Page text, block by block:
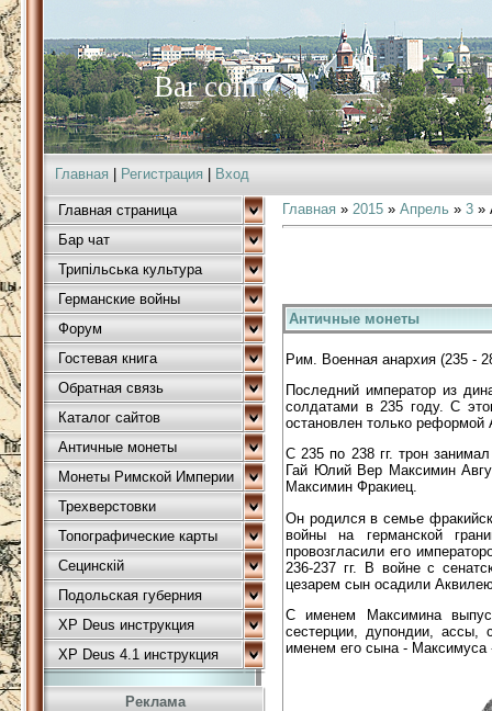
Bar coin
Главная Регистрация Вход
Главная страница
Бар чат
Трипільська культура
Германские войны
Форум
Гостевая книга
Обратная связь
Каталог сайтов
Античные монеты
Монеты Римской Империи
Трехверстовки
Топографические карты
Сецинскій
Подольская губерния
XP Deus инструкция
XP Deus 4.1 инструкция
Реклама
Главная » 2015 » Апрель » 3 »
Античные монеты
Рим. Военная анархия (235 -
Последний император из
солдатами в 235 году. С
остановлен только реформой
С 235 по 238 гг. трон
Гай Юлий Вер Максимин
Максимин Фракиец.
Он родился в семье
войны на германской
провозгласили его
236-237 гг. В войне с
цезарем сын осадили
С именем Максимина
сестерции, дупондии,
именем его сына - Максимуса